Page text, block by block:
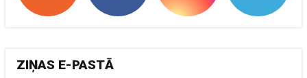
ZIŅAS E-PASTĀ